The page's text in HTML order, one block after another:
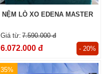
NỆM LÒ XO EDENA MASTER
7.590.000 đ
6.072.000 đ - 20%
35%